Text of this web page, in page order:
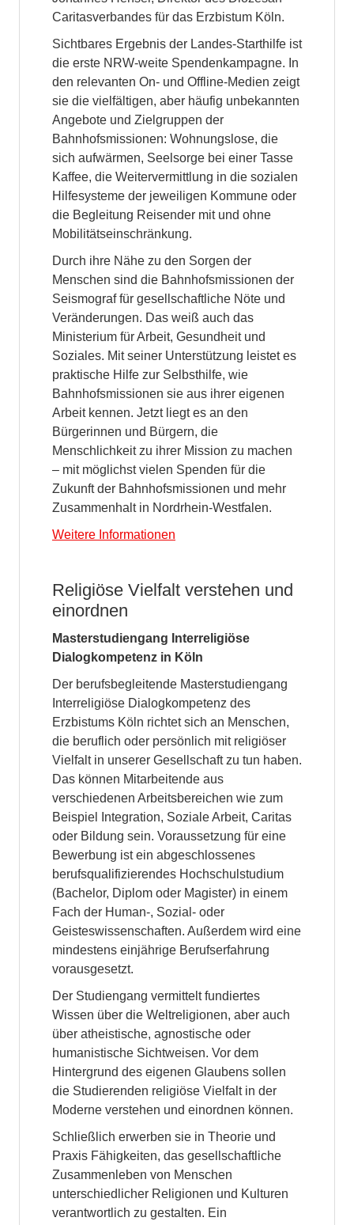
Caritasverbandes für das Erzbistum Köln.
Sichtbares Ergebnis der Landes-Starthilfe ist
die erste NRW-weite Spendenkampagne. In
den relevanten On- und Offline-Medien zeigt
sie die vielfältigen, aber häufig unbekannten
Angebote und Zielgruppen der
Bahnhofsmissionen: Wohnungslose, die
sich aufwärmen, Seelsorge bei einer Tasse
Kaffee, die Weitervermittlung in die sozialen
Hilfesysteme der jeweiligen Kommune oder
die Begleitung Reisender mit und ohne
Mobilitätseinschränkung.
Durch ihre Nähe zu den Sorgen der
Menschen sind die Bahnhofsmissionen der
Seismograf für gesellschaftliche Nöte und
Veränderungen. Das weiß auch das
Ministerium für Arbeit, Gesundheit und
Soziales. Mit seiner Unterstützung leistet es
praktische Hilfe zur Selbsthilfe, wie
Bahnhofsmissionen sie aus ihrer eigenen
Arbeit kennen. Jetzt liegt es an den
Bürgerinnen und Bürgern, die
Menschlichkeit zu ihrer Mission zu machen
– mit möglichst vielen Spenden für die
Zukunft der Bahnhofsmissionen und mehr
Zusammenhalt in Nordrhein-Westfalen.
Weitere Informationen
Religiöse Vielfalt verstehen und
einordnen
Masterstudiengang Interreligiöse
Dialogkompetenz in Köln
Der berufsbegleitende Masterstudiengang
Interreligiöse Dialogkompetenz des
Erzbistums Köln richtet sich an Menschen,
die beruflich oder persönlich mit religiöser
Vielfalt in unserer Gesellschaft zu tun haben.
Das können Mitarbeitende aus
verschiedenen Arbeitsbereichen wie zum
Beispiel Integration, Soziale Arbeit, Caritas
oder Bildung sein. Voraussetzung für eine
Bewerbung ist ein abgeschlossenes
berufsqualifizierendes Hochschulstudium
(Bachelor, Diplom oder Magister) in einem
Fach der Human-, Sozial- oder
Geisteswissenschaften. Außerdem wird eine
mindestens einjährige Berufserfahrung
vorausgesetzt.
Der Studiengang vermittelt fundiertes
Wissen über die Weltreligionen, aber auch
über atheistische, agnostische oder
humanistische Sichtweisen. Vor dem
Hintergrund des eigenen Glaubens sollen
die Studierenden religiöse Vielfalt in der
Moderne verstehen und einordnen können.
Schließlich erwerben sie in Theorie und
Praxis Fähigkeiten, das gesellschaftliche
Zusammenleben von Menschen
unterschiedlicher Religionen und Kulturen
verantwortlich zu gestalten. Ein